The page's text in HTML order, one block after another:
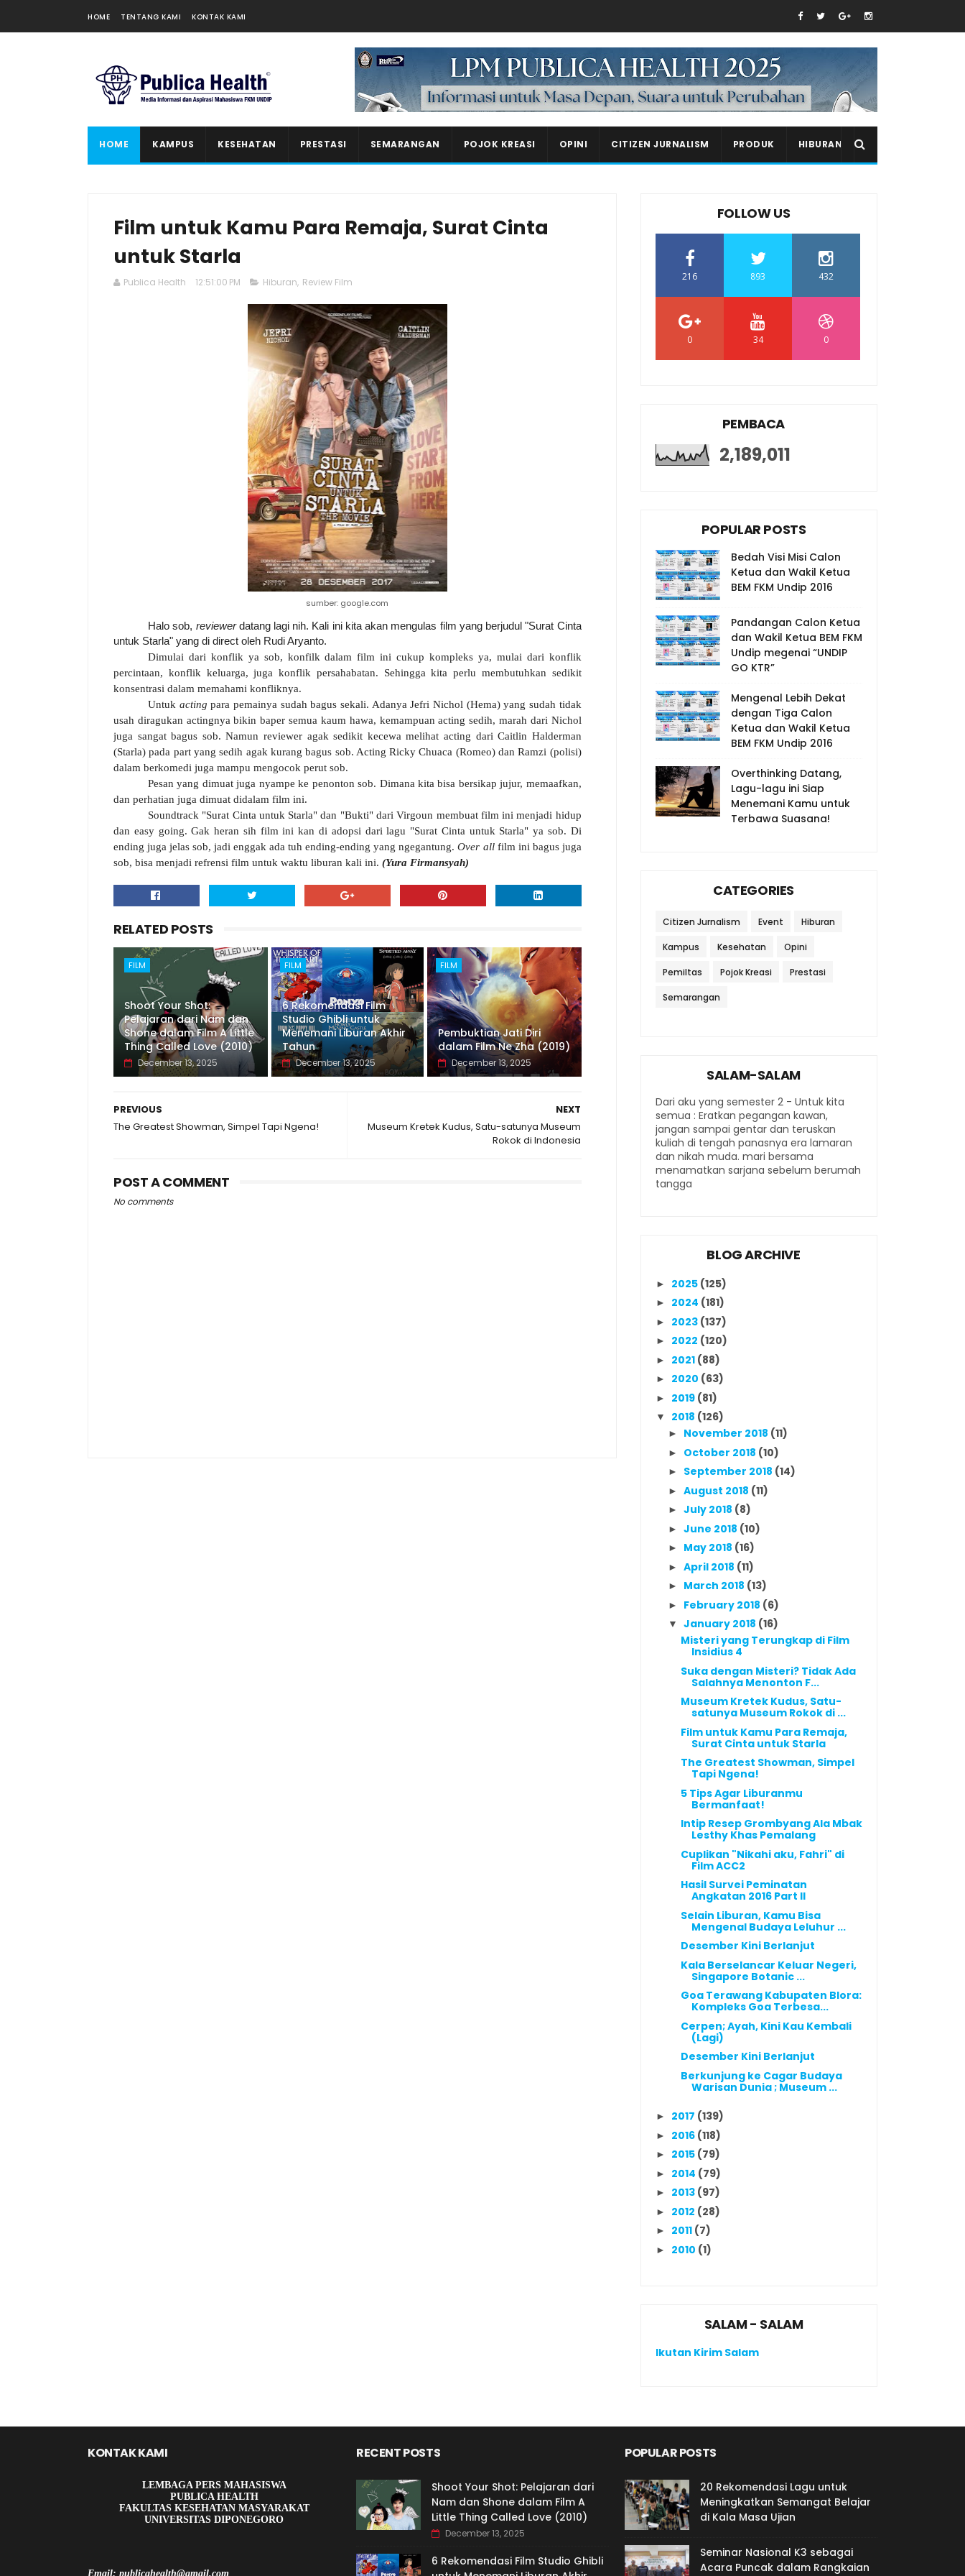
HOME TENTANG KAMI KONTAK KAMI
Masukkan iklan disini!
HOME KAMPUS KESEHATAN PRESTASI SEMARANGAN POJOK KREASI OPINI CITIZEN JURNALISM PRODUK HIBURAN
Film untuk Kamu Para Remaja, Surat Cinta
untuk Starla
Publica Health 12:51:00 PM Hiburan, Review Film
sumber: google.com
Halo sob, reviewerdatang lagi nih. Kali ini kita akan mengulas film yang berjudul "Surat Cinta
untuk Starla" yang di direct oleh Rudi Aryanto.
Dimulai dari konflik ya sob, konfilk dalam film ini cukup kompleks ya, mulai dari konflik
percintaan, konflik keluarga, juga konflik persahabatan. Sehingga kita perlu membutuhkan sedikit
konsentrasi dalam memahami konfliknya.
Untuk acting para pemainya sudah bagus sekali. Adanya Jefri Nichol (Hema) yang sudah tidak
usah diragukan actingnya bikin baper semua kaum hawa, kemampuan acting sedih, marah dari Nichol
juga sangat bagus sob. Namun reviewer agak sedikit kecewa melihat acting dari Caitlin Halderman
(Starla) pada part yang sedih agak kurang bagus sob. Acting Ricky Chuaca (Romeo) dan Ramzi (polisi)
dalam berkomedi juga mampu mengocok perut sob.
Pesan yang dimuat juga nyampe ke penonton sob. Dimana kita bisa bersikap jujur, memaafkan,
dan perhatian juga dimuat didalam film ini.
Soundtrack "Surat Cinta untuk Starla" dan "Bukti" dari Virgoun membuat film ini menjadi hidup
dan easy going. Gak heran sih film ini kan di adopsi dari lagu "Surat Cinta untuk Starla" ya sob. Di
ending juga jelas sob, jadi enggak ada tuh ending-ending yang ngegantung.Over allfilm ini bagus juga
sob, bisa menjadi refrensi film untuk waktu liburan kali ini. (Yura Firmansyah)
RELATED POSTS
FILM
Shoot Your Shot:
Pelajaran dari Nam dan
Shone dalam Film A Little
Thing Called Love (2010)
December 13, 2025
FILM
6 Rekomendasi Film
Studio Ghibli untuk
Menemani Liburan Akhir
Tahun
December 13, 2025
FILM
Pembuktian Jati Diri
dalam Film Ne Zha (2019)
December 13, 2025
NEXT
Museum Kretek Kudus, Satu-satunya Museum
Rokok di Indonesia
PREVIOUS
The Greatest Showman, Simpel Tapi Ngena!
POST A COMMENT
No comments
FOLLOW US
216 893 432
0 34 0
PEMBACA
2,189,011
POPULAR POSTS
Bedah Visi Misi Calon
Ketua dan Wakil Ketua
BEM FKM Undip 2016
Pandangan Calon Ketua
dan Wakil Ketua BEM FKM
Undip megenai “UNDIP
GO KTR”
Mengenal Lebih Dekat
dengan Tiga Calon
Ketua dan Wakil Ketua
BEM FKM Undip 2016
Overthinking Datang,
Lagu-lagu ini Siap
Menemani Kamu untuk
Terbawa Suasana!
CATEGORIES
Citizen Jurnalism Event Hiburan
Kampus Kesehatan Opini
Pemiltas Pojok Kreasi Prestasi
Semarangan
SALAM-SALAM
Dari aku yang semester 2 - Untuk kita
semua : Eratkan pegangan kawan,
jangan sampai gentar dan teruskan
kuliah di tengah panasnya era lamaran
dan nikah muda. mari bersama
menamatkan sarjana sebelum berumah
tangga
BLOG ARCHIVE
► 2025 (125)
► 2024 (181)
► 2023 (137)
► 2022 (120)
► 2021 (88)
► 2020 (63)
► 2019 (81)
▼ 2018 (126)
► November 2018 (11)
► October 2018 (10)
► September 2018 (14)
► August 2018 (11)
► July 2018 (8)
► June 2018 (10)
► May 2018 (16)
► April 2018 (11)
► March 2018 (13)
► February 2018 (6)
▼ January 2018 (16)
Misteri yang Terungkap di Film
Insidius 4
Suka dengan Misteri? Tidak Ada
Salahnya Menonton F...
Museum Kretek Kudus, Satu-
satunya Museum Rokok di ...
Film untuk Kamu Para Remaja,
Surat Cinta untuk Starla
The Greatest Showman, Simpel
Tapi Ngena!
5 Tips Agar Liburanmu
Bermanfaat!
Intip Resep Grombyang Ala Mbak
Lesthy Khas Pemalang
Cuplikan "Nikahi aku, Fahri" di
Film ACC2
Hasil Survei Peminatan
Angkatan 2016 Part II
Selain Liburan, Kamu Bisa
Mengenal Budaya Leluhur ...
Desember Kini Berlanjut
Kala Berselancar Keluar Negeri,
Singapore Botanic ...
Goa Terawang Kabupaten Blora:
Kompleks Goa Terbesa...
Cerpen; Ayah, Kini Kau Kembali
(Lagi)
Desember Kini Berlanjut
Berkunjung ke Cagar Budaya
Warisan Dunia ; Museum ...
► 2017 (139)
► 2016 (118)
► 2015 (79)
► 2014 (79)
► 2013 (97)
► 2012 (28)
► 2011 (7)
► 2010 (1)
SALAM - SALAM
Ikutan Kirim Salam
KONTAK KAMI
LEMBAGA PERS MAHASISWA
PUBLICA HEALTH
FAKULTAS KESEHATAN MASYARAKAT
UNIVERSITAS DIPONEGORO
Email: publicahealth@gmail.com
RECENT POSTS
Shoot Your Shot: Pelajaran dari
Nam dan Shone dalam Film A
Little Thing Called Love (2010)
December 13, 2025
6 Rekomendasi Film Studio Ghibli
POPULAR POSTS
20 Rekomendasi Lagu untuk
Meningkatkan Semangat Belajar
di Kala Masa Ujian
Seminar Nasional K3 sebagai
Acara Puncak dalam Rangkaian